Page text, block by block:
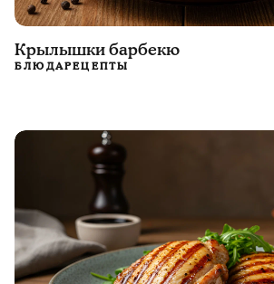
Крылышки барбекю
БЛЮДАРЕЦЕПТЫ